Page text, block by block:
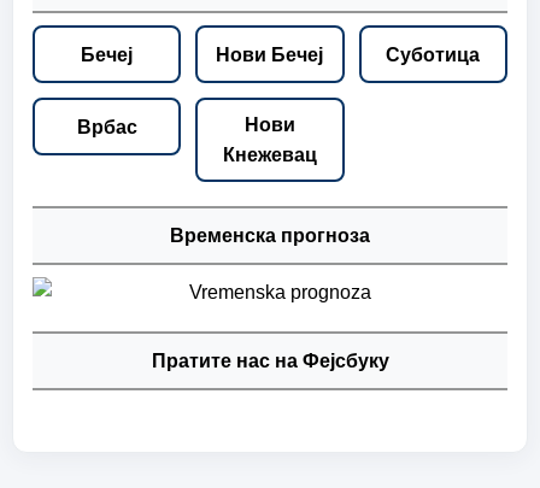
Бечеј Нови Бечеј Суботица
Врбас
Нови
Кнежевац
Временска прогноза
Пратите нас на Фејсбуку